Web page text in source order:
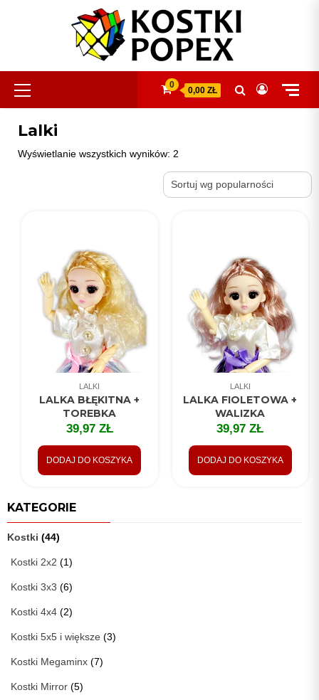
Primary
Menu
0
0,00 ZŁ
Lalki
Wyświetlanie wszystkich wyników: 2
popularności
LALKI
LALKA BŁĘKITNA +
TOREBKA
39,97 ZŁ
DODAJ DO KOSZYKA
LALKI
LALKA FIOLETOWA +
WALIZKA
39,97ZŁ
DODAJ DO KOSZYKA
KATEGORIE
Kostki (44)
Kostki 2x2 (1)
Kostki 3x3 (6)
Kostki 4x4 (2)
Kostki 5x5 i większe (3)
Kostki Megaminx (7)
Kostki Mirror (5)